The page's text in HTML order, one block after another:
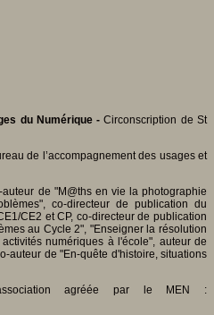
du Numérique -Circonscription de St
de l’accompagnement des usages et
de "M@ths en vie la photographie
co-directeur de publication du
CE2 et CP, co-directeur de publication
au Cycle 2", "Enseigner la résolution
numériques à l'école", auteur de
auteur de "En-quête d'histoire, situations
agréée par le MEN :